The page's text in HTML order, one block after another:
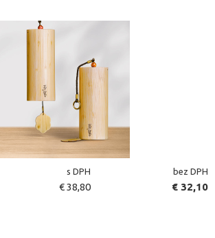
s DPH bez DPH
€ 38,80 € 32,10